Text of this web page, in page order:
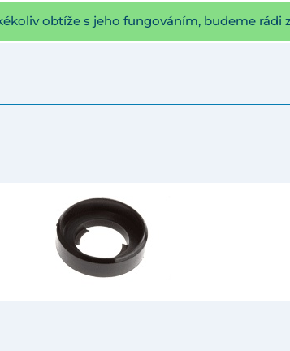
obtíže s jeho fungováním, budeme rádi